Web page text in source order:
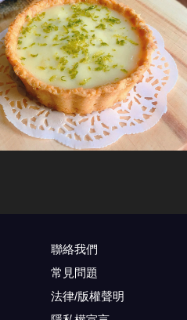
聯絡我們
常見問題
法律/版權聲明